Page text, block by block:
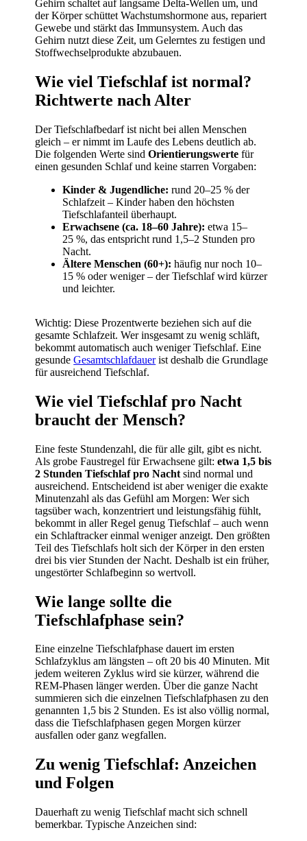
Gehirn schaltet auf langsame Delta-Wellen um, und
der Körper schüttet Wachstumshormone aus, repariert
Gewebe und stärkt das Immunsystem. Auch das
Gehirn nutzt diese Zeit, um Gelerntes zu festigen und
Stoffwechselprodukte abzubauen.
Wie viel Tiefschlaf ist normal?
Richtwerte nach Alter
Der Tiefschlafbedarf ist nicht bei allen Menschen
gleich – er nimmt im Laufe des Lebens deutlich ab.
Die folgenden Werte sindOrientierungswerte für
einen gesunden Schlaf und keine starren Vorgaben:
Kinder & Jugendliche: rund 20–25 % der
Schlafzeit – Kinder haben den höchsten
Tiefschlafanteil überhaupt.
Erwachsene (ca. 18–60 Jahre): etwa 15–
25 %, das entspricht rund 1,5–2 Stunden pro
Nacht.
Ältere Menschen (60+): häufig nur noch 10–
15 % oder weniger – der Tiefschlaf wird kürzer
und leichter.
Wichtig: Diese Prozentwerte beziehen sich auf die
gesamte Schlafzeit. Wer insgesamt zu wenig schläft,
bekommt automatisch auch weniger Tiefschlaf. Eine
gesundeGesamtschlafdauerist deshalb die Grundlage
für ausreichend Tiefschlaf.
Wie viel Tiefschlaf pro Nacht
braucht der Mensch?
Eine feste Stundenzahl, die für alle gilt, gibt es nicht.
Als grobe Faustregel für Erwachsene gilt:etwa 1,5 bis
2 Stunden Tiefschlaf pro Nacht sind normal und
ausreichend. Entscheidend ist aber weniger die exakte
Minutenzahl als das Gefühl am Morgen: Wer sich
tagsüber wach, konzentriert und leistungsfähig fühlt,
bekommt in aller Regel genug Tiefschlaf – auch wenn
ein Schlaftracker einmal weniger anzeigt. Den größten
Teil des Tiefschlafs holt sich der Körper in den ersten
drei bis vier Stunden der Nacht. Deshalb ist ein früher,
ungestörter Schlafbeginn so wertvoll.
Wie lange sollte die
Tiefschlafphase sein?
Eine einzelne Tiefschlafphase dauert im ersten
Schlafzyklus am längsten – oft 20 bis 40 Minuten. Mit
jedem weiteren Zyklus wird sie kürzer, während die
REM-Phasen länger werden. Über die ganze Nacht
summieren sich die einzelnen Tiefschlafphasen zu den
genannten 1,5 bis 2 Stunden. Es ist also völlig normal,
dass die Tiefschlafphasen gegen Morgen kürzer
ausfallen oder ganz wegfallen.
Zu wenig Tiefschlaf: Anzeichen
und Folgen
Dauerhaft zu wenig Tiefschlaf macht sich schnell
bemerkbar. Typische Anzeichen sind: